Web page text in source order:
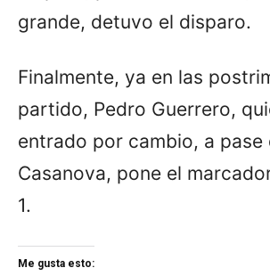
grande, detuvo el disparo.
Finalmente, ya en las
partido, Pedro Guerrero,
entrado por cambio, a pase
Casanova, pone el
1.
Me gusta esto: